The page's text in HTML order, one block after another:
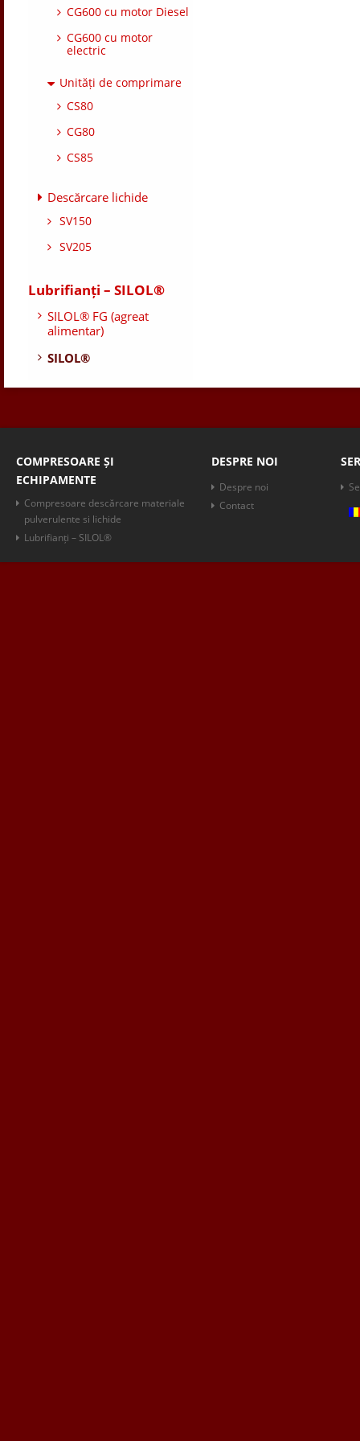
CG600 cu motor Diesel
CG600 cu motor
electric
Unități de comprimare
CS80
CG80
CS85
Descărcare lichide
SV150
SV205
Lubrifianți – SILOL®
SILOL® FG (agreat
alimentar)
SILOL®
COMPRESOARE ȘI
ECHIPAMENTE
Compresoare descărcare materiale
pulverulente si lichide
Lubrifianți – SILOL®
DESPRE NOI
Despre noi
Contact